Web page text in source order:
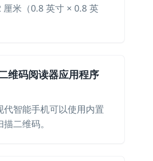
厘米（0.8 英寸 × 0.8 英
维码阅读器应用程序
代智能手机可以使用内置
二维码。